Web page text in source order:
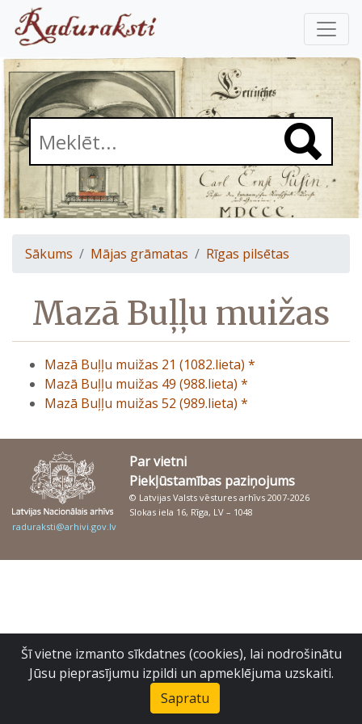
Sākums Mājas grāmatas Rīgas pilsētas
Mazā Buļļu muižas
Mazā Buļļu muižas 21 (1082.lieta) *
Mazā Buļļu muižas 49 (988.lieta) *
Mazā Buļļu muižas 52 (989.lieta) *
Par vietni
Piekļūstamības paziņojums
© Latvijas Valsts vēstures arhīvs 2007-2026
Slokas iela 16, Rīga, LV – 1048
raduraksti@arhivi.gov.lv
Šī vietne izmanto sīkdatnes (cookies), lai nodrošinātu
Jūsu pieprasījumu izpildi un apmeklējuma uzskaiti.
Sapratu